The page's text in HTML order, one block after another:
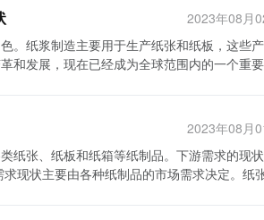
压力增大，金属包装容器制造企业需要加强
，企业需要不断创新，提高产品质量和服务水
设计和质量，迎合消费者个性化需求，拓展
材等原材料，而原材料价格的波动对企业的
造行业的发展离不开大量的水资源和能源，
，企业要想保持竞争优势需要不断提升技术
资者还可以关注环保和可再生纸浆制造技术
也应加大对纸浆制造行业的支持力度，加强
合作共赢，才能为纸浆制造行业带来更多的
2023年08月
。纸浆制造主要用于生产纸张和纸板，这些
和发展，现在已经成为全球范围内的一个重
们通过提高技术水平和设备投资来提高生产效
高产量和生产效率。这不仅可以减少原材料
响，纸浆制造企业投入巨资用于废水处理和
2023年08月
纸张、纸板和纸箱等纸制品。下游需求的现